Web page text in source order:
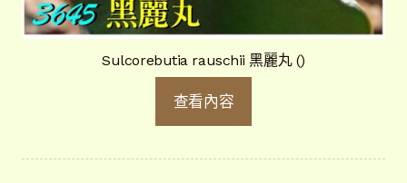
Sulcorebutia rauschii 黑麗丸 ()
查看內容